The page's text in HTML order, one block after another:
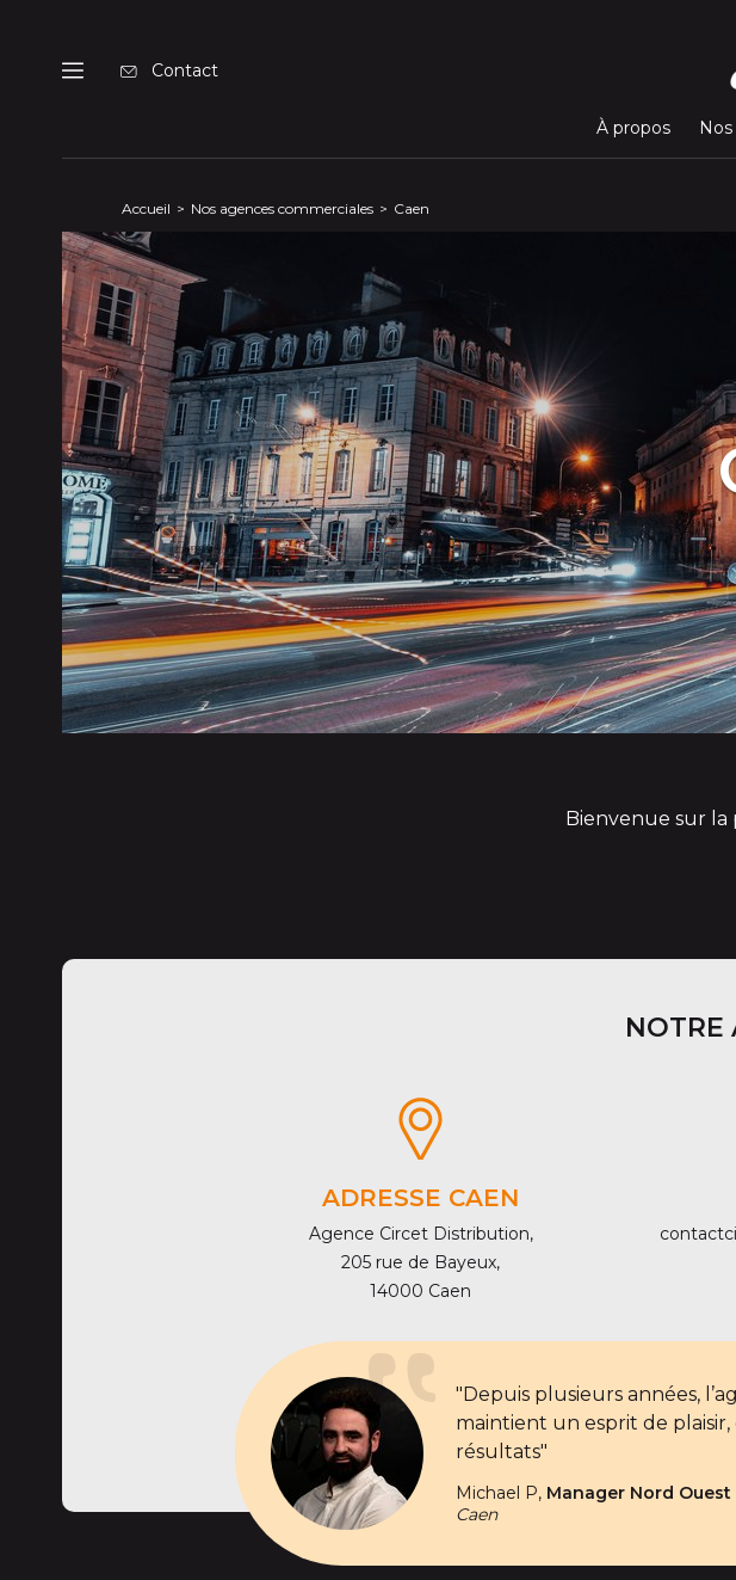
Menu
Contact
À propos
Accueil Nos agences commerciales Caen
Bienvenue sur la
NOTRE
ADRESSE CAEN
Agence Circet Distribution,
205 rue de Bayeux,
14000 Caen
"Depuis plusieurs années,
maintient un esprit de
résultats"
Michael P, Manager Nord Ouest
Caen